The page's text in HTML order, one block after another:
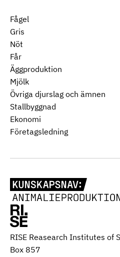
RISE Reasearch Institutes of
Box 857
Fågel
Gris
Nöt
Får
Äggproduktion
Mjölk
Övriga djurslag och ämnen
Stallbyggnad
Ekonomi
Företagsledning